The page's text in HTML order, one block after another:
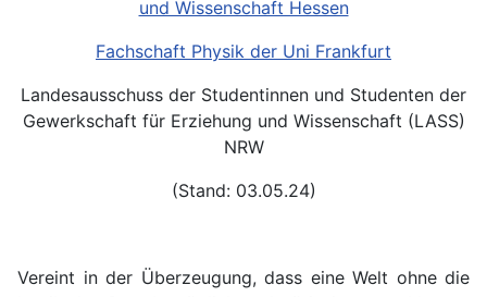
und Wissenschaft Hessen
Fachschaft Physik der Uni Frankfurt
Landesausschuss der Studentinnen und Studenten der
Gewerkschaft für Erziehung und Wissenschaft (LASS)
NRW
(Stand: 03.05.24)
Vereint in der Überzeugung, dass eine Welt ohne die